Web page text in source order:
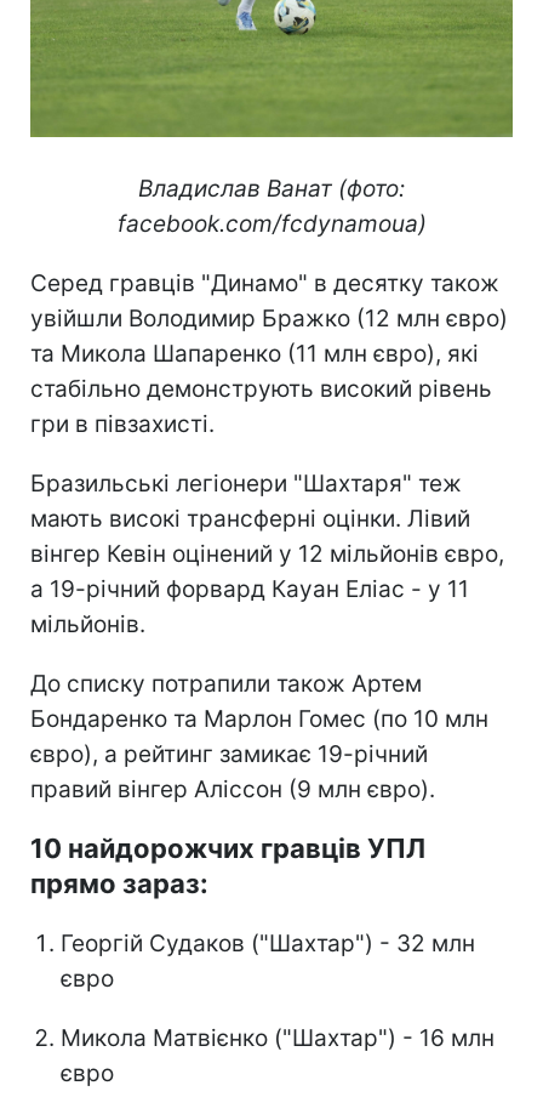
Владислав Ванат (фото:
facebook.com/fcdynamoua)
Серед гравців "Динамо" в десятку також
увійшли Володимир Бражко (12 млн євро)
та Микола Шапаренко (11 млн євро), які
стабільно демонструють високий рівень
гри в півзахисті.
Бразильські легіонери "Шахтаря" теж
мають високі трансферні оцінки. Лівий
вінгер Кевін оцінений у 12 мільйонів євро,
а 19-річний форвард Кауан Еліас - у 11
мільйонів.
До списку потрапили також Артем
Бондаренко та Марлон Гомес (по 10 млн
євро), а рейтинг замикає 19-річний
правий вінгер Аліссон (9 млн євро).
10 найдорожчих гравців УПЛ
прямо зараз:
Георгій Судаков ("Шахтар") - 32 млн
євро
Микола Матвієнко ("Шахтар") - 16 млн
євро